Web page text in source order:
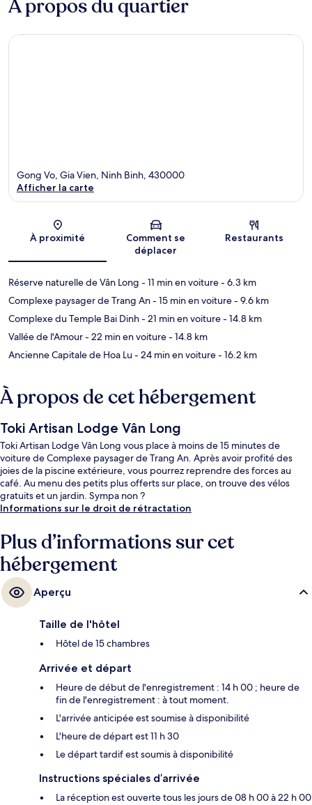
À propos du quartier
Carte
Gong Vo, Gia Vien, Ninh Binh, 430000
Afficher la carte
À proximité
Comment se
déplacer
Restaurants
Réserve naturelle de Vân Long - 11 min en voiture- 6.3 km
Complexe paysager de Trang An- 15 min en voiture- 9.6 km
Complexe du Temple Bai Dinh- 21 min en voiture- 14.8 km
Vallée de l'Amour- 22 min en voiture- 14.8 km
Ancienne Capitale de Hoa Lu- 24 min en voiture- 16.2 km
À propos de cet hébergement
Toki Artisan Lodge Vân Long
Toki Artisan Lodge Vân Long vous place à moins de 15 minutes de
voiture de Complexe paysager de Trang An. Après avoir profité des
joies de la piscine extérieure, vous pourrez reprendre des forces au
café. Au menu des petits plus offerts sur place, on trouve des vélos
gratuits et un jardin. Sympa non ?
Informations sur le droit de rétractation
Plus d’informations sur cet
hébergement
Aperçu
Taille de l'hôtel
Hôtel de 15 chambres
Arrivée et départ
Heure de début de l'enregistrement : 14 h 00 ; heure de
fin de l'enregistrement : à tout moment.
L'arrivée anticipée est soumise à disponibilité
L'heure de départ est 11 h 30
Le départ tardif est soumis à disponibilité
Instructions spéciales d’arrivée
La réception est ouverte tous les jours de 08 h 00 à 22 h 00